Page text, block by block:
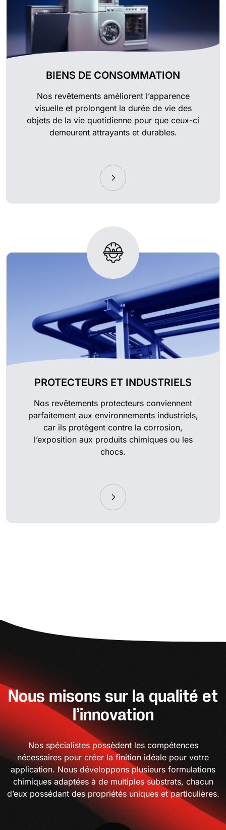
BIENS DE CONSOMMATION
Nos revêtements améliorent l’apparence
visuelle et prolongent la durée de vie des
objets de la vie quotidienne pour que ceux-ci
demeurent attrayants et durables.
PROTECTEURS ET INDUSTRIELS
Nos revêtements protecteurs conviennent
parfaitement aux environnements industriels,
car ils protègent contre la corrosion,
l’exposition aux produits chimiques ou les
chocs.
Nous misons sur la qualité et
l’innovation
Nos spécialistes possèdent les compétences
nécessaires pour créer la finition idéale pour votre
application. Nous développons plusieurs formulations
chimiques adaptées à de multiples substrats, chacun
d’eux possédant des propriétés uniques et particulières.